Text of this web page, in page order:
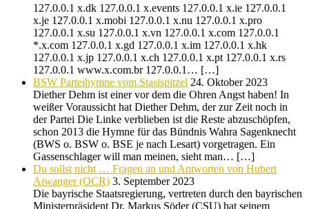
127.0.0.1 x.dk 127.0.0.1 x.events 127.0.0.1 x.ie 127.0.0.1
x.je 127.0.0.1 x.mobi 127.0.0.1 x.nu 127.0.0.1 x.pro
127.0.0.1 x.su 127.0.0.1 x.vn 127.0.0.1 x.com 127.0.0.1
*.x.com 127.0.0.1 x.gd 127.0.0.1 x.im 127.0.0.1 x.hk
127.0.0.1 x.jp 127.0.0.1 x.ch 127.0.0.1 x.pt 127.0.0.1 x.rs
127.0.0.1 www.x.com.br 127.0.0.1… […]
BSW Parteihymne vom Stasispitzel 24. Oktober 2023
Diether Dehm ist einer vor dem die Ohren Angst haben! In
weißer Voraussicht hat Diether Dehm, der zur Zeit noch in
der Partei Die Linke verblieben ist die Reste abzuschöpfen,
schon 2013 die Hymne für das Bündnis Wahra Sagenknecht
(BWS o. BSW o. BSE je nach Lesart) vorgetragen. Ein
Gassenschlager will man meinen, sieht man… […]
Du sollst nicht … Fragen an und Antworten von Hubert
Aiwanger (OCR) 3. September 2023
Die bayrische Staatsregierung, vertreten durch den bayrischen
Ministerpräsident Dr. Markus Söder (CSU) hat seinem